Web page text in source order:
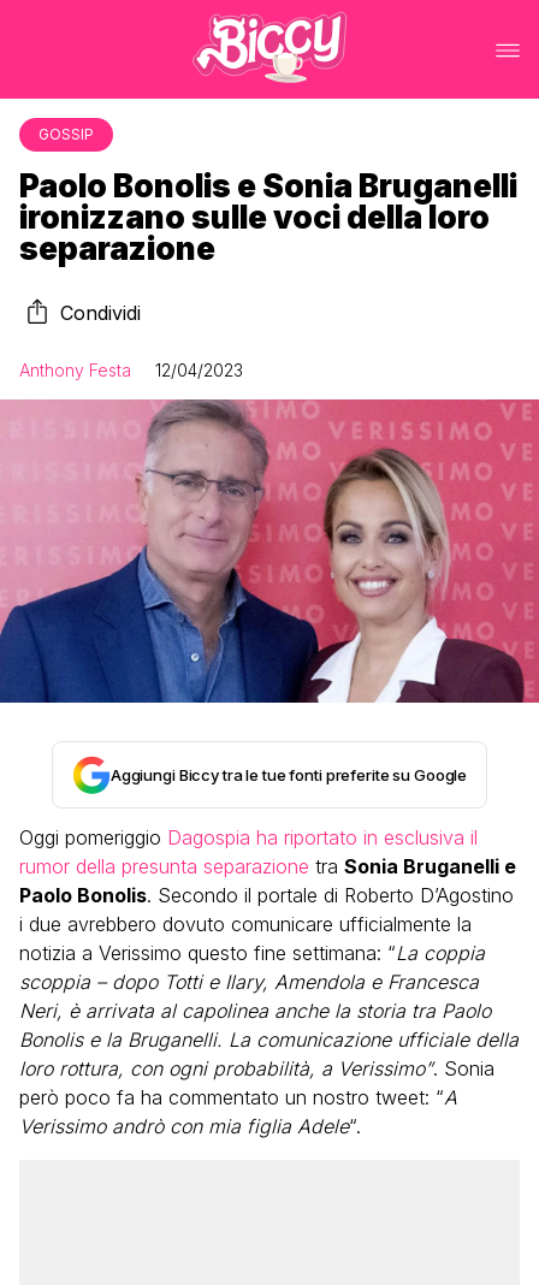
GOSSIP
Paolo Bonolis e Sonia Bruganelli
ironizzano sulle voci della loro
separazione
Condividi
Anthony Festa 12/04/2023
Aggiungi Biccy tra le tue fonti preferite su Google
Oggi pomeriggio Dagospia ha riportato in esclusiva il
rumor della presunta separazione tra Sonia Bruganelli e
Paolo Bonolis. Secondo il portale di Roberto D’Agostino
i due avrebbero dovuto comunicare ufficialmente la
notizia a Verissimo questo fine settimana: “La coppia
scoppia – dopo Totti e Ilary, Amendola e Francesca
Neri, è arrivata al capolinea anche la storia tra Paolo
Bonolis e la Bruganelli. La comunicazione ufficiale della
loro rottura, con ogni probabilità, a Verissimo”. Sonia
però poco fa ha commentato un nostro tweet: “A
Verissimo andrò con mia figlia Adele“.